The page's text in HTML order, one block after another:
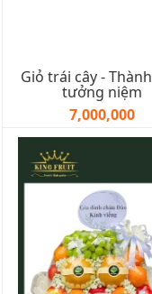
Giỏ trái cây -
tưởng niệm
7,000,000